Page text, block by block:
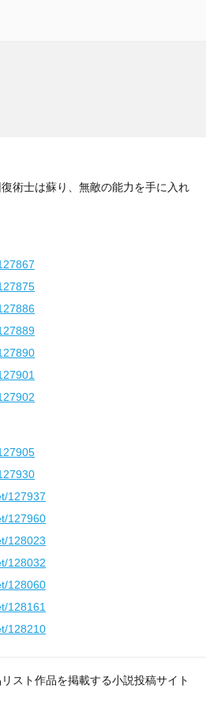
術士は蘇り、無敵の能力を手に入れ
127937
127960
128023
128032
128060
128161
128210
スト作品を掲載する小説投稿サイト